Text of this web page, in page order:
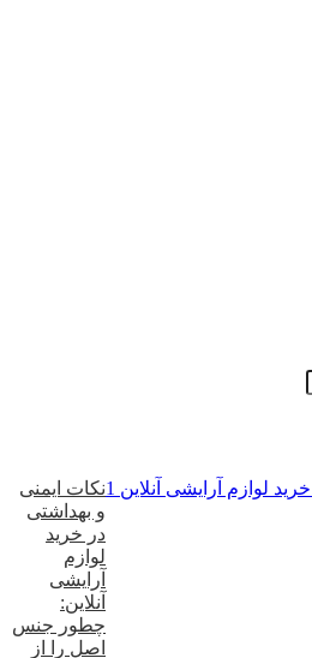
نکات ایمنی
و بهداشتی
در خرید
لوازم
آرایشی
آنلاین:
چطور جنس
اصل را از